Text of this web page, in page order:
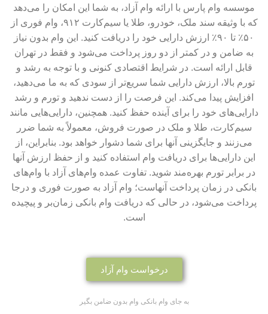
موسسه وام پارس با ارائه وام آزاد، به شما این امکان را می‌دهد
که با وثیقه سند ملک، خودرو، طلا یا سیم‌کارت ۹۱۲، وام فوری از
۵۰٪ تا ۹۰٪ ارزش دارایی خود را دریافت کنید. این وام بدون نیاز
به ضامن و در کمتر از دو روز پرداخت می‌شود و فقط در تهران
قابل ارائه است. در شرایط اقتصادی کنونی و با توجه به رشد و
تورم بالا، ارزش دارایی شما سریع‌تر از سودی که به ما می‌دهید،
افزایش پیدا می‌کند. این فرصت را از دست ندهید و تورم و رشد
دارایی‌های خود را برای آینده حفظ کنید. همچنین، دارایی‌هایی مانند
سیم‌کارت، طلا و ملک در صورت فروش، معمولاً به شما ضرر
می‌زنند و جایگزینی آنها برای شما دشوار خواهد بود. بنابراین، از
این دارایی‌ها برای دریافت وام استفاده کنید و از حفظ ارزش آنها
در برابر تورم بهره‌مند شوید. تفاوت عمده وام‌های آزاد با وام‌های
بانکی در زمان پرداخت آنهاست؛ وام آزاد به صورت فوری و درجا
پرداخت می‌شود، در حالی که دریافت وام بانکی زمان‌بر و پیچیده
است.
درخواست وام آزاد
به جای وام بانکی وام بدون ضامن بگیر